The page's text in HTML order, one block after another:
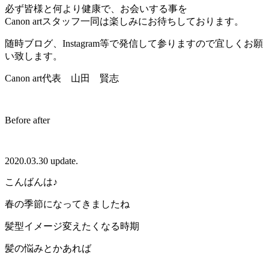
必ず皆様と何より健康で、お会いする事を
Canon artスタッフ一同は楽しみにお待ちしております。
随時ブログ、Instagram等で発信して参りますので宜しくお願
い致します。
Canon art代表 山田 賢志
Before after
2020.03.30 update.
こんばんは♪
春の季節になってきましたね
髪型イメージ変えたくなる時期
髪の悩みとかあれば